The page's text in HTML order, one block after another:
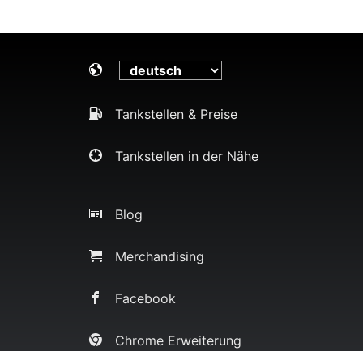
Tankstellen & Preise
Tankstellen in der Nähe
Blog
Merchandising
Facebook
Chrome Erweiterung